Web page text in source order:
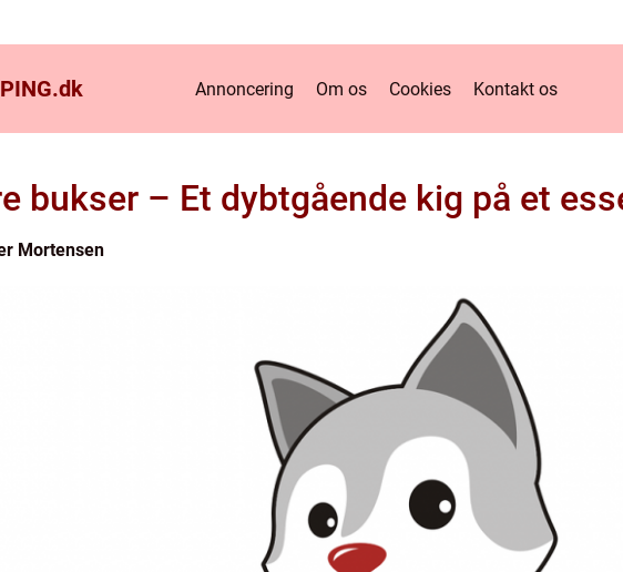
dk Annoncering Om os Cookies Kontakt os
bukser – Et dybtgående kig på et
Mortensen